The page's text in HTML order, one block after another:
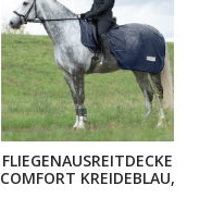
FLIEGENAUSREITDECKE
COMFORT KREIDEBLAU,